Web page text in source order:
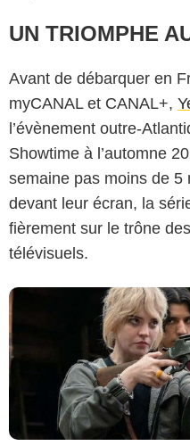
UN TRIOMPHE
Avant de débarquer en
myCANAL et CANAL+,
l’évènement outre-
Showtime à l’automne
semaine pas moins de 5
devant leur écran, la
fièrement sur le trône
télévisuels.